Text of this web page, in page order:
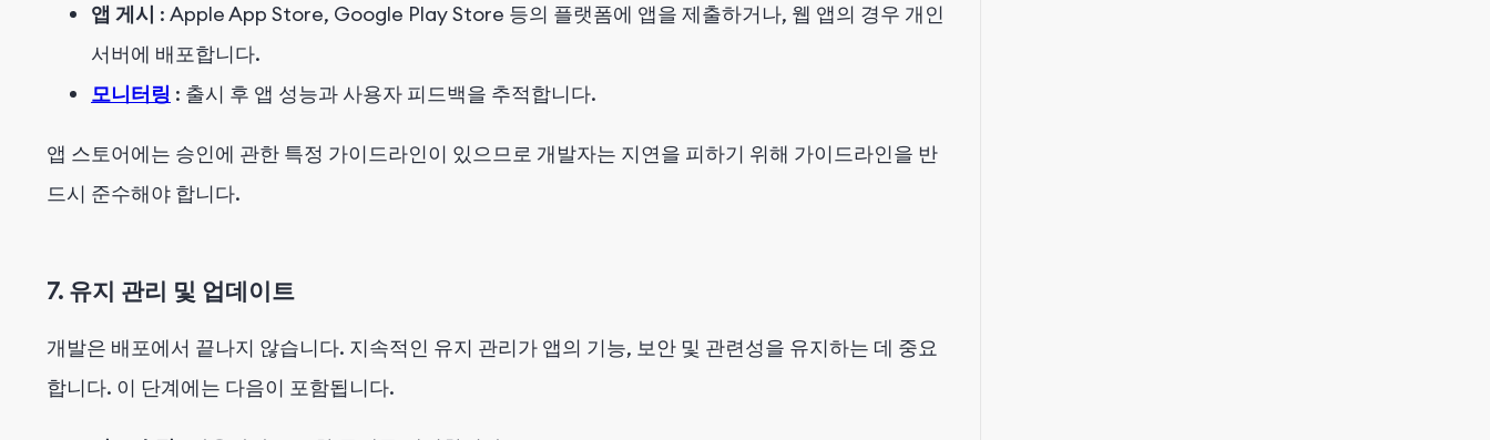
앱 게시 : Apple App Store, Google Play Store 등의 플랫폼에 앱을 제출하거나, 웹 앱의 경우 개인
서버에 배포합니다.
모니터링 : 출시 후 앱 성능과 사용자 피드백을 추적합니다.
앱 스토어에는 승인에 관한 특정 가이드라인이 있으므로 개발자는 지연을 피하기 위해 가이드라인을 반
드시 준수해야 합니다.
7. 유지 관리 및 업데이트
개발은 배포에서 끝나지 않습니다. 지속적인 유지 관리가 앱의 기능, 보안 및 관련성을 유지하는 데 중요
합니다. 이 단계에는 다음이 포함됩니다.